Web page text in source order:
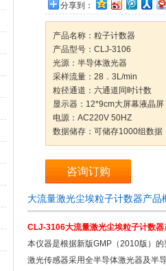
分享到：
产品名称：粒子计数器
产品型号：CLJ-3106
光源：半导体激光器
采样流量：28．3L/min
粒径通道：六通道同时计数
显示器：12*9cm大屏幕液晶
电源：AC220V 50HZ
数据储存：可储存1000组数据
咨询订购
大流量激光尘埃粒子计数器产品
CLJ-3106大流量激光尘埃粒子计数器
本仪器是根据新版GMP（2010版）
激光传感器采用全半导体激光器及半